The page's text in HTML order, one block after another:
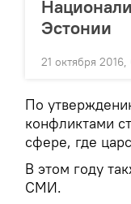
Эстонии
21 октября
По
конфликтами
сфере, где
В этом году
СМИ.